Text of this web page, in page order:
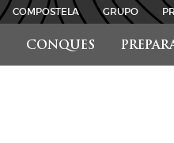
CONQUES
COMPOSTELA GRUPO